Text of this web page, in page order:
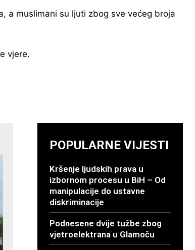
a muslimani su ljuti zbog sve većeg broja
vjere.
POPULARNE VIJESTI
Kršenje ljudskih prava u
izbornom procesu u BiH – Od
manipulacije do ustavne
diskriminacije
Podnesene dvije tužbe zbog
vjetroelektrana u Glamoču